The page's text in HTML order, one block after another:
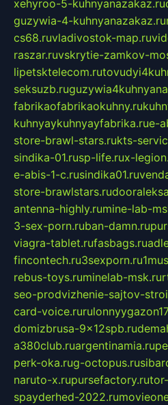
xehyroo-5-kuhnyanazakaz.ru
guzywia-4-kuhnyanazakaz.ru
cs68.ruvladivostok-map.ru
raszar.ruvskrytie-zamkov-
lipetsktelecom.ru
seksuzb.ru
fabrikaofabrikaokuhny.ru
kuhnyaykuhnyayfabrika.rue-
store-brawl-stars.rukts-
sindika-01.rusp-life.rux-
e-abis-1-c.rusindika01.ru
store-brawlstars.ru
antenna-highly.rumine-lab-
3-sex-porn.ruban-damn.ru
viagra-tablet.rufasbags.ru
fincontech.ru3sexporn.ru
rebus-toys.ruminelab-msk.ru
seo-prodvizhenie-sajtov-
card-voice.ru
domizbrusa-9x12spb.ru
a380club.ruargentinamia.ru
perk-oka.rug-octopus.ru
naruto-x.rupursefactory.ru
spayderhed-2022.ru